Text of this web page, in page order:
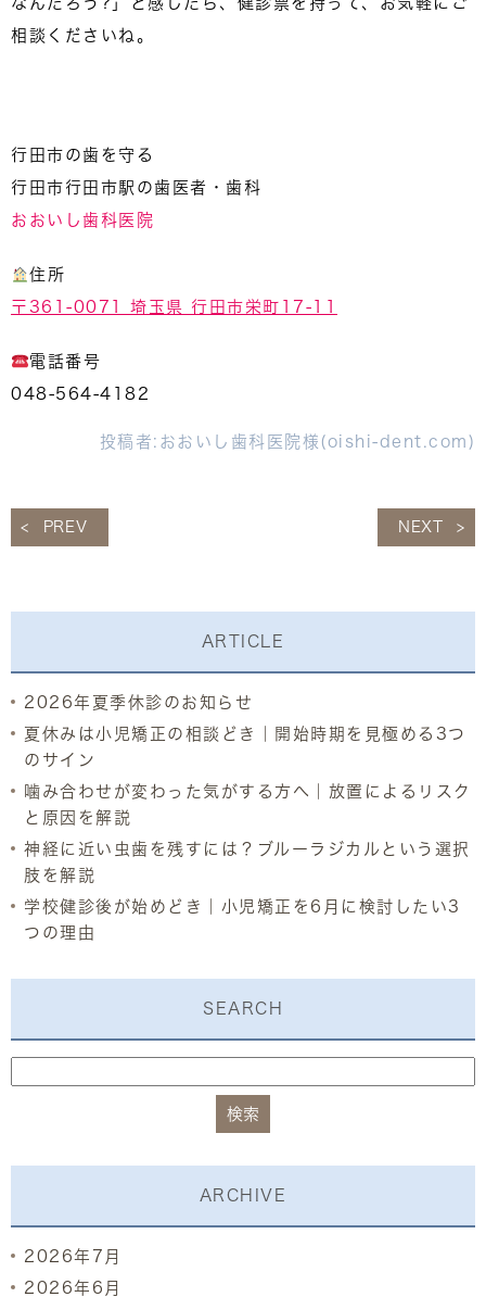
相談くださいね。
行田市の歯を守る
行田市行田市駅の歯医者・歯科
おおいし歯科医院
住所
〒361-0071 埼玉県 行田市栄町17-11
電話番号
048-564-4182
投稿者: おおいし歯科医院様(oishi-dent.com)
PREV NEXT
ARTICLE
2026年夏季休診のお知らせ
夏休みは小児矯正の相談どき｜開始時期を見極める3つ
のサイン
噛み合わせが変わった気がする方へ｜放置によるリスク
と原因を解説
神経に近い虫歯を残すには？ブルーラジカルという選択
肢を解説
学校健診後が始めどき｜小児矯正を6月に検討したい3
つの理由
SEARCH
ARCHIVE
2026年7月
2026年6月